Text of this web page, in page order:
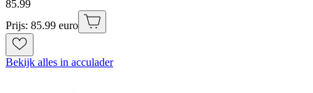
85.99
Prijs: 85.99 euro
Bekijk alles in acculader